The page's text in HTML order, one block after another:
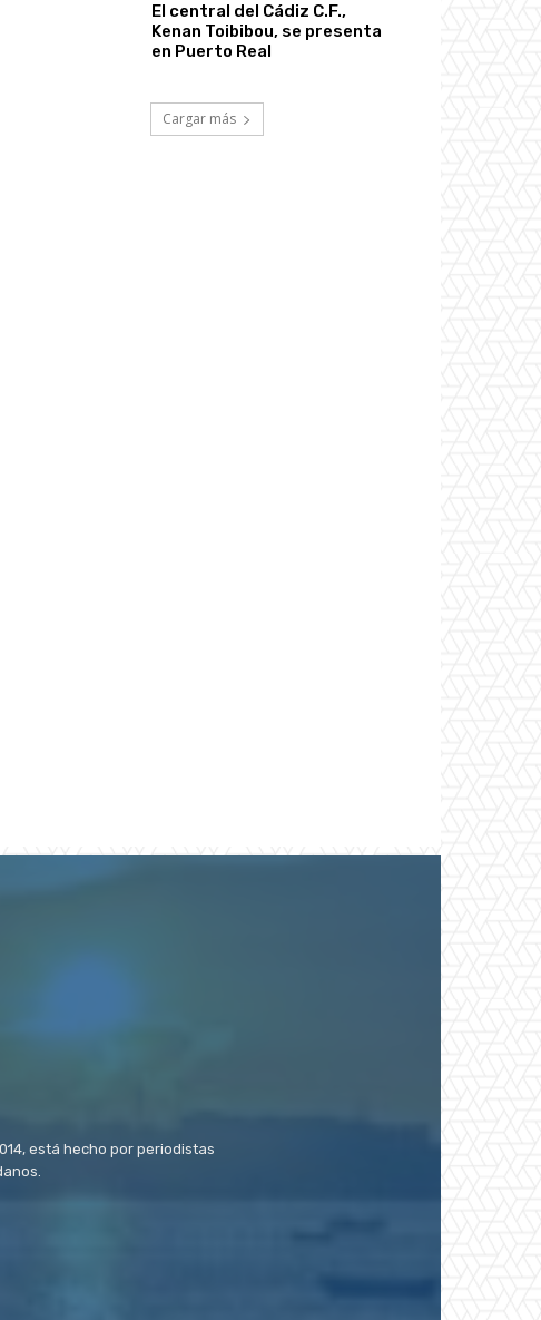
El central del Cádiz C.F.,
Kenan Toibibou, se presenta
en Puerto Real
Cargar más
está hecho por periodistas